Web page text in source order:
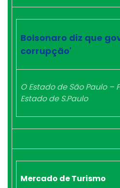
Bolsonaro diz que
corrupção'
O Estado de São Paulo –
Estado de S.Paulo
Mercado de Turismo